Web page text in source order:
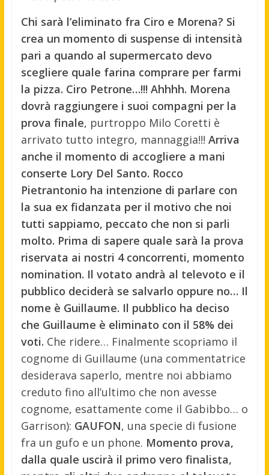
Chi sarà l’eliminato fra Ciro e Morena? Si
crea un momento di suspense di intensità
pari a quando al supermercato devo
scegliere quale farina comprare per farmi
la pizza. Ciro Petrone…!!! Ahhhh. Morena
dovrà raggiungere i suoi compagni per la
prova finale, purtroppo Milo Coretti è
arrivato tutto integro, mannaggia!!! Arriva
anche il momento di accogliere a mani
conserte Lory Del Santo. Rocco
Pietrantonio ha intenzione di parlare con
la sua ex fidanzata per il motivo che noi
tutti sappiamo, peccato che non si parli
molto. Prima di sapere quale sarà la prova
riservata ai nostri 4 concorrenti, momento
nomination. Il votato andrà al televoto e il
pubblico deciderà se salvarlo oppure no… Il
nome è Guillaume. Il pubblico ha deciso
che Guillaume è eliminato con il 58% dei
voti. Che ridere… Finalmente scopriamo il
cognome di Guillaume (una commentatrice
desiderava saperlo, mentre noi abbiamo
creduto fino all’ultimo che non avesse
cognome, esattamente come il Gabibbo… o
Garrison): GAUFON, una specie di fusione
fra un gufo e un phone. Momento prova,
dalla quale uscirà il primo vero finalista,